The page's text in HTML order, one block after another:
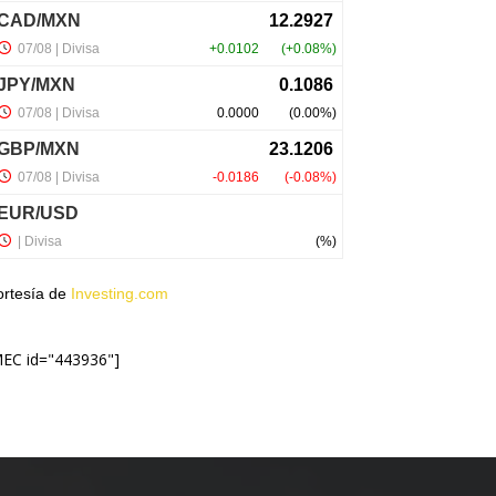
de Investing.com
id="443936"]